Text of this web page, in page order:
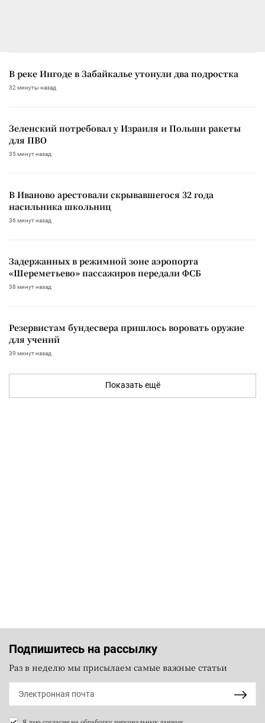
В реке Ингоде в Забайкалье утонули два подростка
32 минуты назад
Зеленский потребовал у Израиля и Польши ракеты
для ПВО
35 минут назад
В Иваново арестовали скрывавшегося 32 года
насильника школьниц
36 минут назад
Задержанных в режимной зоне аэропорта
«Шереметьево» пассажиров передали ФСБ
38 минут назад
Резервистам бундесвера пришлось воровать оружие
для учений
39 минут назад
Показать ещё
Подпишитесь на рассылку
Раз в неделю мы присылаем самые важные статьи